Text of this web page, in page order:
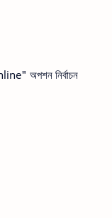
অপশন নির্বাচন